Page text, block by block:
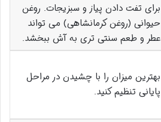
برای تفت دادن پیاز و سبزیجات. روغن
حیوانی (روغن کرمانشاهی) می تواند
عطر و طعم سنتی تری به آش ببخشد.
بهترین میزان را با چشیدن در مراحل
پایانی تنظیم کنید.